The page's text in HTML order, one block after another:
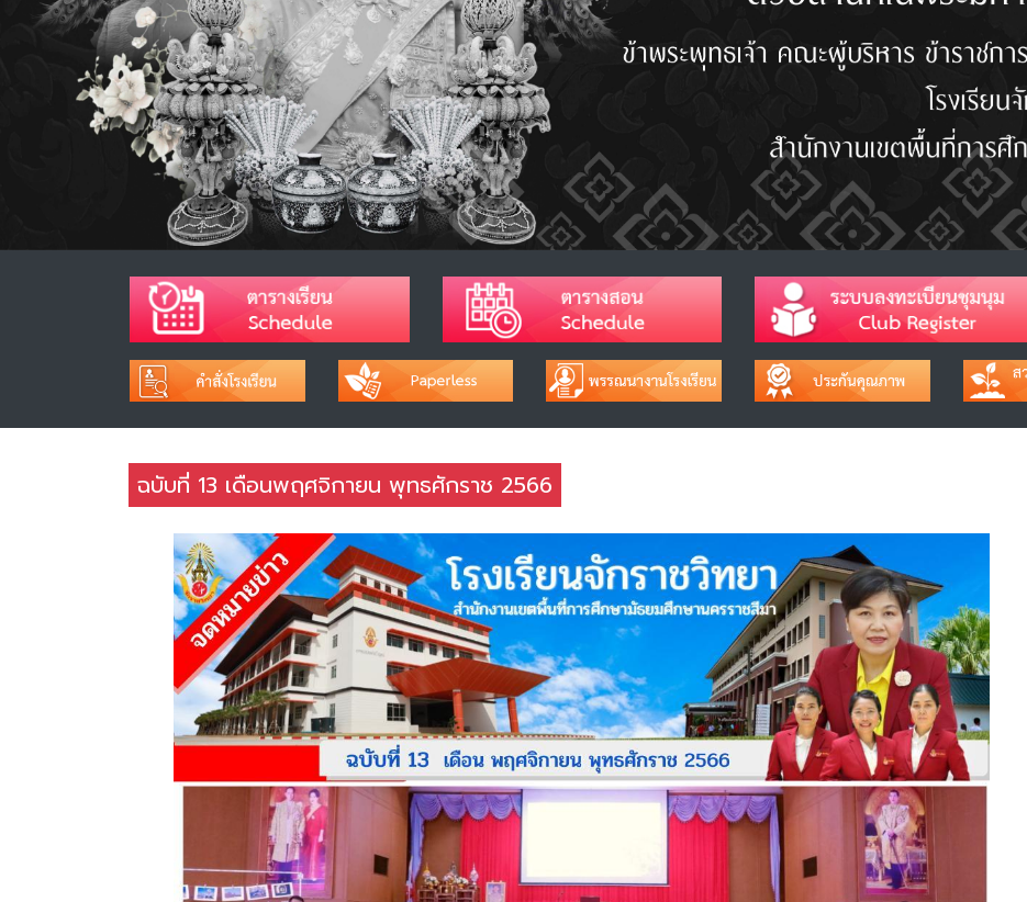
ฉบับที่ 13 เดือนพฤศจิกายน พุทธศักราช 2566